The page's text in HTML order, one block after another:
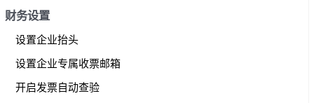
财务设置
设置企业抬头
设置企业专属收票邮箱
开启发票自动查验